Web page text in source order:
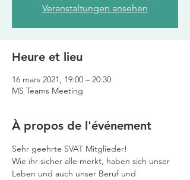
Veranstaltungen ansehen
Heure et lieu
16 mars 2021, 19:00 – 20:30
MS Teams Meeting
À propos de l'événement
Sehr geehrte SVAT Mitglieder!
Wie ihr sicher alle merkt, haben sich unser
Leben und auch unser Beruf und